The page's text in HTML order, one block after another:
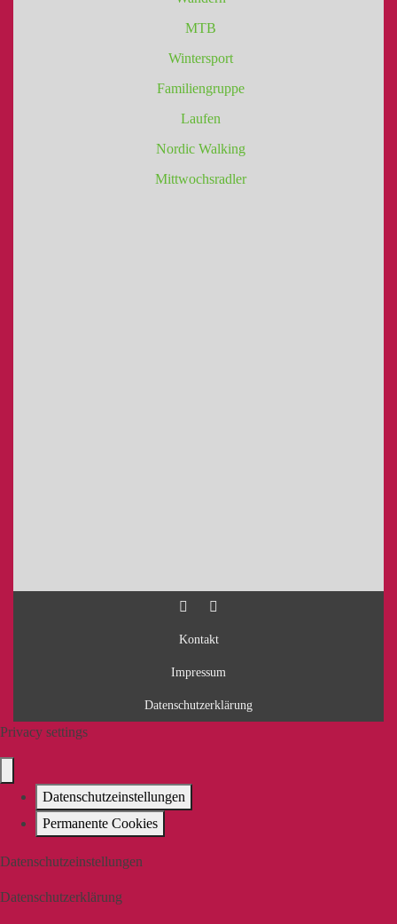
MTB
Wintersport
Familiengruppe
Laufen
Nordic Walking
Mittwochsradler
Kontakt
Impressum
Datenschutzerklärung
Privacy settings
Datenschutzeinstellungen
Permanente Cookies
Datenschutzeinstellungen
Datenschutzerklärung